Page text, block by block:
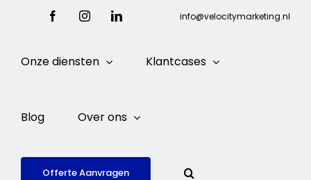
inhoud
FacebookInstagramLinkedIn info@velocitymarketing.nl
Onze diensten Klantcases
Blog Over ons
Offerte Aanvragen